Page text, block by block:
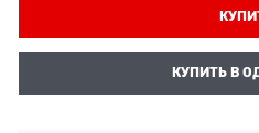
КУПИТЬ В